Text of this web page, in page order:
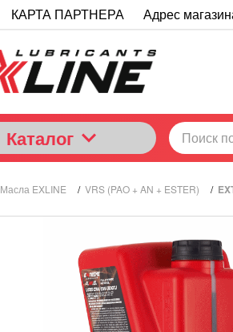
КАРТА ПАРТНЕРА Адрес
Каталог
Масла EXLINE / VRS (PAO + AN + ESTER) /